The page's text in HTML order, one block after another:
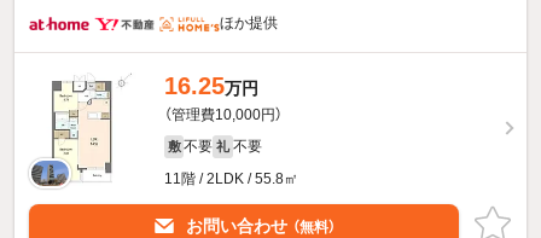
ほか提供
16.25万円
（管理費10,000円）
敷 不要 礼 不要
11階 / 2LDK / 55.8㎡
お問い合わせ （無料）